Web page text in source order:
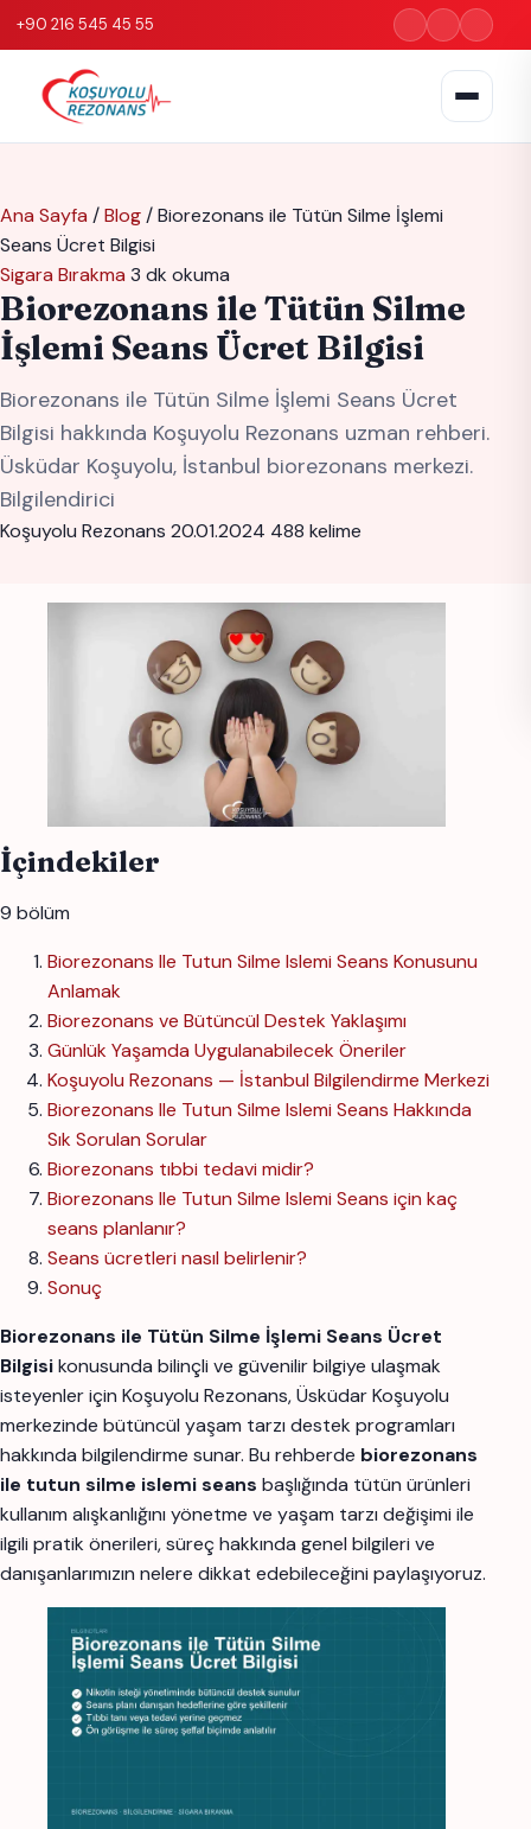
+90 216 545 45 55
Ana Sayfa /Blog/Biorezonans ile Tütün Silme İşlemi
Seans Ücret Bilgisi
Sigara Bırakma 3 dk okuma
Biorezonans ile Tütün Silme
İşlemi Seans Ücret Bilgisi
Biorezonans ile Tütün Silme İşlemi Seans Ücret
Bilgisi hakkında Koşuyolu Rezonans uzman rehberi.
Üsküdar Koşuyolu, İstanbul biorezonans merkezi.
Bilgilendirici
Koşuyolu Rezonans 20.01.2024 488 kelime
İçindekiler
9 bölüm
Biorezonans Ile Tutun Silme Islemi Seans Konusunu
Anlamak
Biorezonans ve Bütüncül Destek Yaklaşımı
Günlük Yaşamda Uygulanabilecek Öneriler
Koşuyolu Rezonans — İstanbul Bilgilendirme Merkezi
Biorezonans Ile Tutun Silme Islemi Seans Hakkında
Sık Sorulan Sorular
Biorezonans tıbbi tedavi midir?
Biorezonans Ile Tutun Silme Islemi Seans için kaç
seans planlanır?
Seans ücretleri nasıl belirlenir?
Sonuç
Biorezonans ile Tütün Silme İşlemi Seans Ücret
Bilgisikonusunda bilinçli ve güvenilir bilgiye ulaşmak
isteyenler için Koşuyolu Rezonans, Üsküdar Koşuyolu
merkezinde bütüncül yaşam tarzı destek programları
hakkında bilgilendirme sunar. Bu rehberde biorezonans
ile tutun silme islemi seans başlığında tütün ürünleri
kullanım alışkanlığını yönetme ve yaşam tarzı değişimi ile
ilgili pratik önerileri, süreç hakkında genel bilgileri ve
danışanlarımızın nelere dikkat edebileceğini paylaşıyoruz.